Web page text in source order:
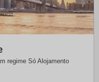
regime Só Alojamento